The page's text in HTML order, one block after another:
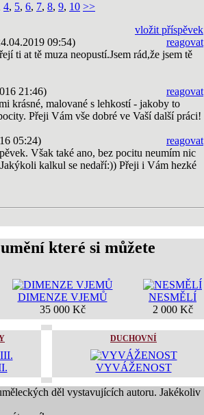
4, 5, 6, 7, 8, 9, 10 >>
vložit příspěvek
09:54)
reagovat
ti at tě muza neopustí.Jsem rád,že jsem tě
21:46)
reagovat
krásné, malované s lehkostí - jakoby to
Přeji Vám vše dobré ve Vaší další práci!
05:24)
reagovat
Však také ano, bez pocitu neumím nic
kalkul se nedaří:)) Přeji i Vám hezké
které si můžete
DIMENZE VJEMŮ
35 000 Kč
NESMĚLÍ
2 000 Kč
DUCHOVNÍ
VYVÁŽENOST
děl vystavujících autoru. Jakékoliv